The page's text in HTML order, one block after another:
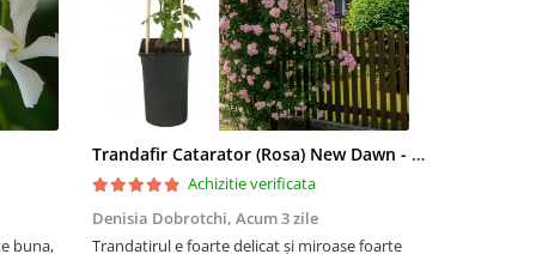
buna,
Trandafir Catarator (Rosa) New Dawn - 75cm
Achizitie verificata
Denisia Dobrotchi, Acum 3 zile
Trandatirul e foarte delicat și miroase foarte